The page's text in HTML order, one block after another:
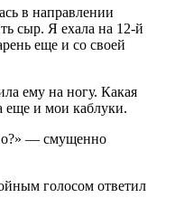
в направлении
сыр. Я ехала на 12-й
еще и со своей
ему на ногу. Какая
еще и мои каблуки.
— смущенно
голосом ответил